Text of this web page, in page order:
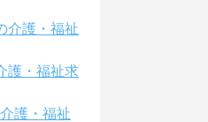
介護・福祉
護・福祉求
護・福祉